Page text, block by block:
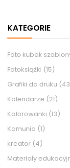
KATEGORIE
Foto kubek
Fotoksiążki (15)
Grafiki do druku
Kalendarze (21)
Kolorowanki (13)
Komunia (1)
kreator (4)
Materiały